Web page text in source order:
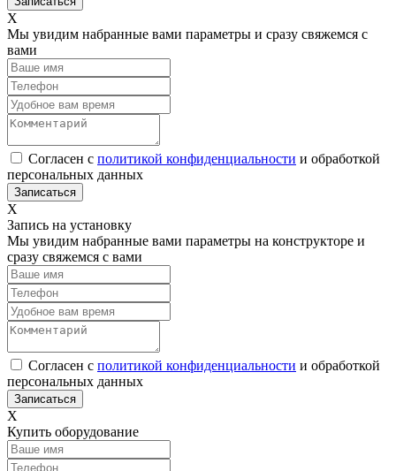
Х
Мы увидим набранные вами параметры и сразу свяжемся с
вами
Согласен с политикой конфиденциальности и обработкой
персональных данных
Х
Запись на установку
Мы увидим набранные вами параметры на конструкторе и
сразу свяжемся с вами
Согласен с политикой конфиденциальности и обработкой
персональных данных
Х
Купить оборудование